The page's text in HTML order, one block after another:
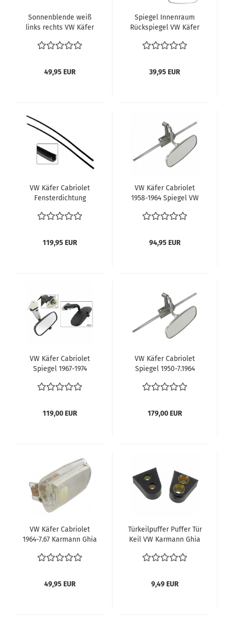
Sonnenblende weiß
links rechts VW Käfer
113898550H
85 Cabriolet Käfer
49,95 EUR
Spiegel Innenraum
Rückspiegel VW Käfer
113857511A 113857511
39,95 EUR
VW Käfer Cabriolet
Fensterdichtung
U-Schiene Dichtung
Drehfenster 151837433A
119,95 EUR
VW Käfer Cabriolet
1958-1964 Spiegel VW
Innenaustattung VW
Innenspiegel
151857523A
94,95 EUR
VW Käfer Cabriolet
Spiegel 1967-1974
Rückspiegel
Innenspiegel
Rückspiegel 151947131B
119,00 EUR
VW Käfer Cabriolet
Spiegel 1950-7.1964
Rückspiegel
Innenspiegel
Rückspiegel 151857523A
179,00 EUR
VW Käfer Cabriolet
1964-7.67 Karmann Ghia
Innenbeleuchtung VW
Innenaustattung VW
Käfer Cabriolet Teile
49,95 EUR
Türkeilpuffer Puffer Tür
Keil VW Karmann Ghia
Innenausstattung
9,49 EUR